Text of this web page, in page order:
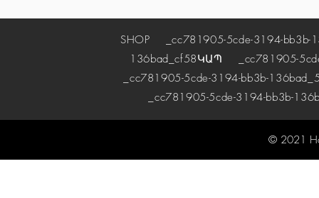
SHOP
_cc781905-5cde-3194-bb3b-
136bad_cf58ԿԱՊ _cc781905-
_cc781905-5cde-3194-bb3b-
_cc781905-5cde-3194-bb3b-
© 2021